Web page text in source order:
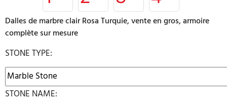
Dalles de marbre clair Rosa Turquie, vente en gros, armoire
complète sur mesure
STONE TYPE:
STONE NAME: